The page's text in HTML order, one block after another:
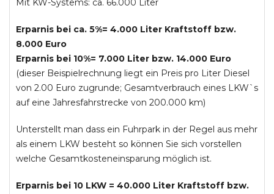
Mit KW-Systems: ca. 66.000 Liter
Erparnis bei ca. 5%= 4.000 Liter Kraftstoff bzw.
8.000 Euro
Erparnis bei 10%= 7.000 Liter bzw. 14.000 Euro
(dieser Beispielrechnung liegt ein Preis pro Liter Diesel
von 2.00 Euro zugrunde; Gesamtverbrauch eines LKW`s
auf eine Jahresfahrstrecke von 200.000 km)
Unterstellt man dass ein Fuhrpark in der Regel aus mehr
als einem LKW besteht so können Sie sich vorstellen
welche Gesamtkosteneinsparung möglich ist.
Erparnis bei 10 LKW = 40.000 Liter Kraftstoff bzw.